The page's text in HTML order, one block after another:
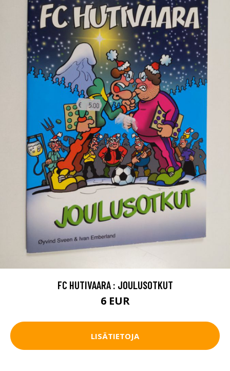
FC HUTIVAARA : JOULUSOTKUT
6 EUR
LISÄTIETOJA